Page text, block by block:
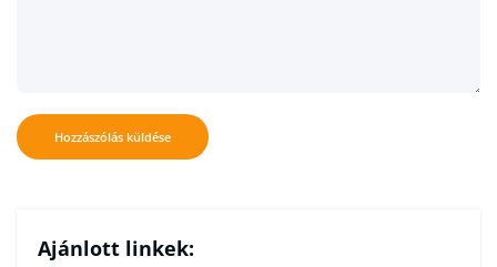
Ajánlott linkek: